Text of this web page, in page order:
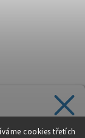
cookies třetích